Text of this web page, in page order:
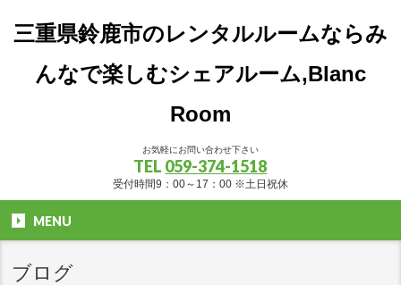
三重県鈴鹿市のレンタルルームならみ
んなで楽しむシェアルーム,Blanc
Room
お気軽にお問い合わせ下さい
TEL 059-374-1518
受付時間9：00～17：00 ※土日祝休
MENU
ブログ